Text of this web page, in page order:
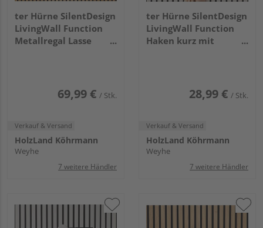
ter Hürne SilentDesign
LivingWall Function
Metallregal Lasse
69,99 € / Stk.
Verkauf & Versand
HolzLand Köhrmann
Weyhe
7 weitere Händler
ter Hürne SilentDesign
LivingWall Function
Haken kurz mit
28,99 € / Stk.
Verkauf & Versand
HolzLand Köhrmann
Weyhe
7 weitere Händler